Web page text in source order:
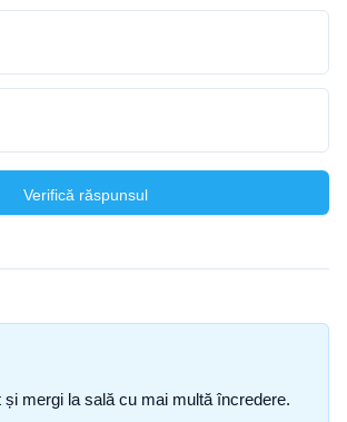
Verifică răspunsul
mergi la sală cu mai multă încredere.